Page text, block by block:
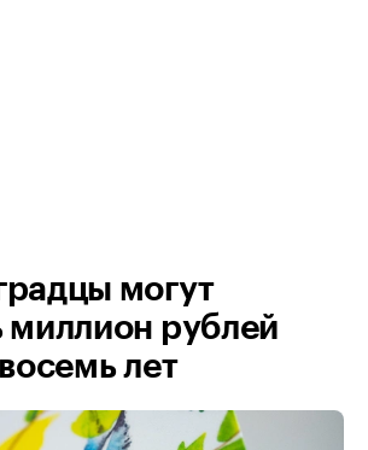
могут
миллион рублей
лет